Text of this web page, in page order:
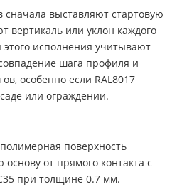
выставляют стартовую
вертикаль или уклон каждого
исполнения учитывают
шага профиля и
особенно если RAL8017
или ограждении.
поверхность
от прямого контакта с
при толщине 0.7 мм.